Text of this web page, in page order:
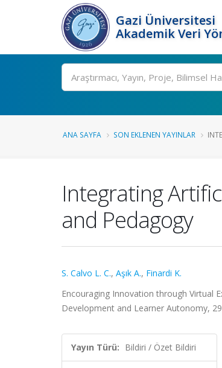
Gazi Üniversitesi
Akademik Veri
Ara
ANA SAYFA SON EKLENEN YAYINLAR
Integrating
and Pedagogy
S. Calvo L. C., Aşık A., Finardi K.
Encouraging Innovation through Virtual
Development and Learner Autonomy,
Yayın Türü: Bildiri / Özet Bildiri